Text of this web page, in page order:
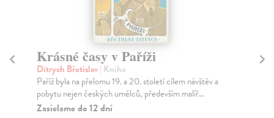
Krásné časy v Paříži
Ditrych Břetislav| Kniha
Paříž byla na přelomu 19. a 20. století cílem návštěv a
pobytu nejen českých umělců, především malíř...
Zasielame do 12 dní